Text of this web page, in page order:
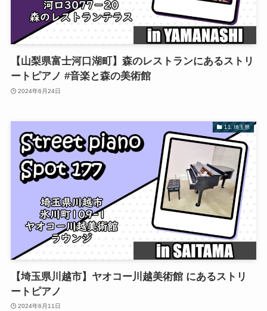
【山梨県富士河口湖町】森のレストランにあるストリ
ートピアノ #音楽と森の美術館
2024年6月24日
11. 埼玉県
【埼玉県川越市】ヤオコー川越美術館 にあるストリ
ートピアノ
2024年6月11日